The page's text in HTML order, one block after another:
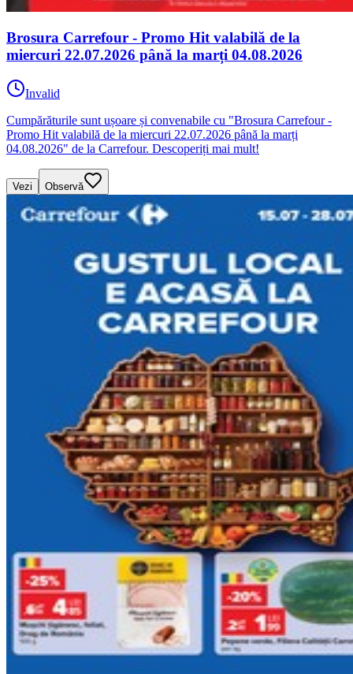
Brosura Carrefour - Promo Hit valabilă de la
miercuri 22.07.2026 până la marți 04.08.2026
Invalid
Cumpărăturile sunt ușoare și convenabile cu "Brosura Carrefour -
Promo Hit valabilă de la miercuri 22.07.2026 până la marți
04.08.2026" de la Carrefour. Descoperiți mai mult!
Vezi Observă